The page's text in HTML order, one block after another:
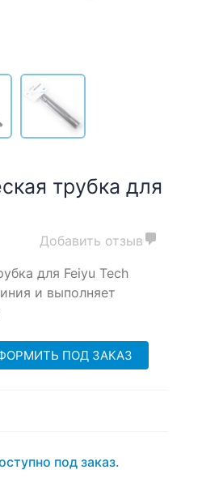
трубка для
Добавить отзыв
для Feiyu Tech
и выполняет
ПОД ЗАКАЗ
под заказ.